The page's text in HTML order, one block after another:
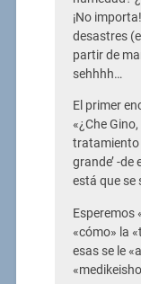
¡No
desastres
partir de
sehhhh…
El primer
«¿Che
tratamiento
grande’ -de
está que se
Esperemos
«cómo» la
esas se le